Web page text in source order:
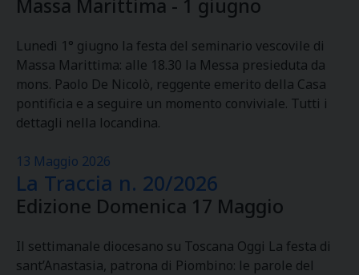
Massa Marittima - 1 giugno
Lunedì 1° giugno la festa del seminario vescovile di
Massa Marittima: alle 18.30 la Messa presieduta da
mons. Paolo De Nicolò, reggente emerito della Casa
pontificia e a seguire un momento conviviale. Tutti i
dettagli nella locandina.
13 Maggio 2026
La Traccia n. 20/2026
Edizione Domenica 17 Maggio
Il settimanale diocesano su Toscana Oggi La festa di
sant’Anastasia, patrona di Piombino: le parole del